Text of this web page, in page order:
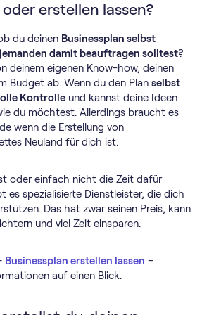
erstellen lassen?
du deinen Businessplan selbst
damit beauftragen solltest?
deinem eigenen Know-how, deinen
Budget ab. Wenn du den Plan selbst
Kontrolle und kannst deine Ideen
du möchtest. Allerdings braucht es
wenn die Erstellung von
Neuland für dich ist.
oder einfach nicht die Zeit dafür
es spezialisierte Dienstleister, die dich
Das hat zwar seinen Preis, kann
und viel Zeit einsparen.
Businessplan erstellen lassen –
auf einen Blick.